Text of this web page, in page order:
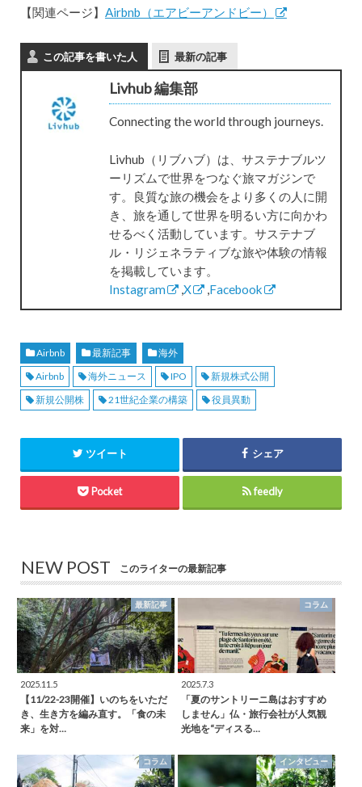
【関連ページ】 Airbnb（エアビーアンドビー）
この記事を書いた人 最新の記事
Livhub 編集部
Connecting the world through journeys.
Livhub（リブハブ）は、サステナブルツ
ーリズムで世界をつなぐ旅マガジンで
す。良質な旅の機会をより多くの人に開
き、旅を通して世界を明るい方に向かわ
せるべく活動しています。サステナブ
ル・リジェネラティブな旅や体験の情報
を掲載しています。
Instagram
,X ,Facebook
Airbnb 最新記事
海外
Airbnb
海外ニュース IPO
新規株式公開
新規公開株
21世紀企業の構築 役員異動
ツイート シェア
Pocket feedly
NEW POST このライターの最新記事
最新記事
2025.11.5
【11/22-23開催】いのちをいただ
き、生き方を編み直す。「食の未
来」を対…
コラム
2025.7.3
「夏のサントリーニ島はおすすめ
しません」仏・旅行会社が人気観
光地を“ディスる…
コラム インタビュー